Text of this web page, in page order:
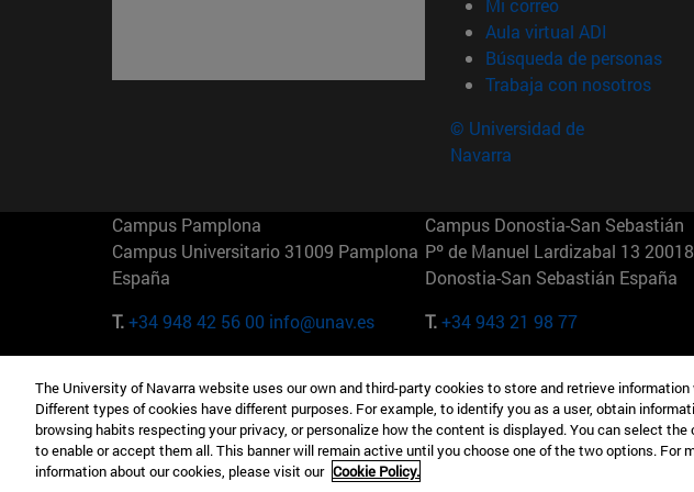
Mi correo
Aula virtual ADI (abre en
Búsqueda de personas
Trabaja con nosotros(abre
© Universidad de
Navarra
Campus Pamplona
Campus Universitario 31009 Pamplona
España
T.+34 948 42 56 00 info@unav.es
Campus Donostia-San Sebastián
Pº de Manuel Lardizabal 13 20018
Donostia-San Sebastián España
T.+34 943 21 98 77
Camino del Cerro Águila 3 28023
Madrid España
T.+34 912 11 30 00
165 W 57th St 10019-2201 Nueva
EE.UU
T.+1 646 346 8850
The University of Navarra website uses our own and third-party cookies to store and retrieve information
Different types of cookies have different purposes. For example, to identify you as a user, obtain
browsing habits respecting your privacy, or personalize how the content is displayed. You can select the
to enable or accept them all. This banner will remain active until you choose one of the two options. For
information about our cookies, please visit our Cookie Policy.